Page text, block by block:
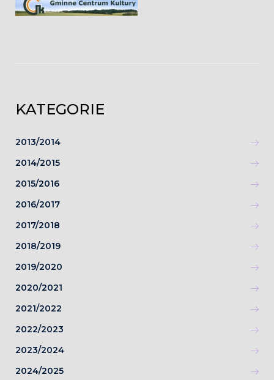
KATEGORIE
2013/2014
2014/2015
2015/2016
2016/2017
2017/2018
2018/2019
2019/2020
2020/2021
2021/2022
2022/2023
2023/2024
2024/2025